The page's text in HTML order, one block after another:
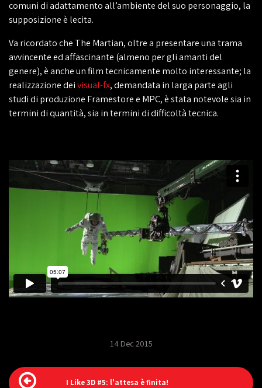
comuni di adattamento all’ambiente del suo personaggio, la
supposizione è lecita.
Va ricordato che The Martian, oltre a presentare una trama
avvincente ed affascinante (almeno per gli amanti del
genere), è anche un film tecnicamente molto interessante; la
realizzazione deivisual-fx, demandata in larga parte agli
studi di produzione Framestore e MPC, è stata notevole sia in
termini di quantità, sia in termini di difficoltà tecnica.
14 Dec 2015
I Like 3D #5: l'attesa è finita!